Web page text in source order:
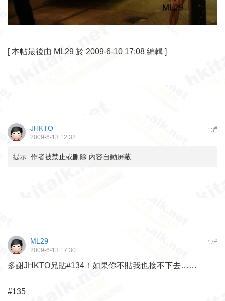
[本帖最後由 ML29 於 2009-6-10 17:08 編輯 ]
13#
JHKTO
2009-6-13 12:32
提示: 作者被禁止或刪除 內容自動屏蔽
14#
ML29
2009-6-13 17:30
多謝JHKTO兄貼#134！如果你不貼我也接不下去……
#135